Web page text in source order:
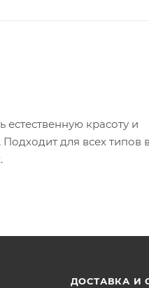
красоту и
для всех типов
ДОСТАВКА И